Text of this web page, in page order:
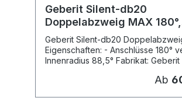
Geberit Silent-db20
Doppelabzweig MAX 180°,
Innenrad. 88,5°
Geberit Silent-db20
Eigenschaften: - Anschlüsse 180°
Innenradius 88,5° Fabrikat: Geberit
Ab